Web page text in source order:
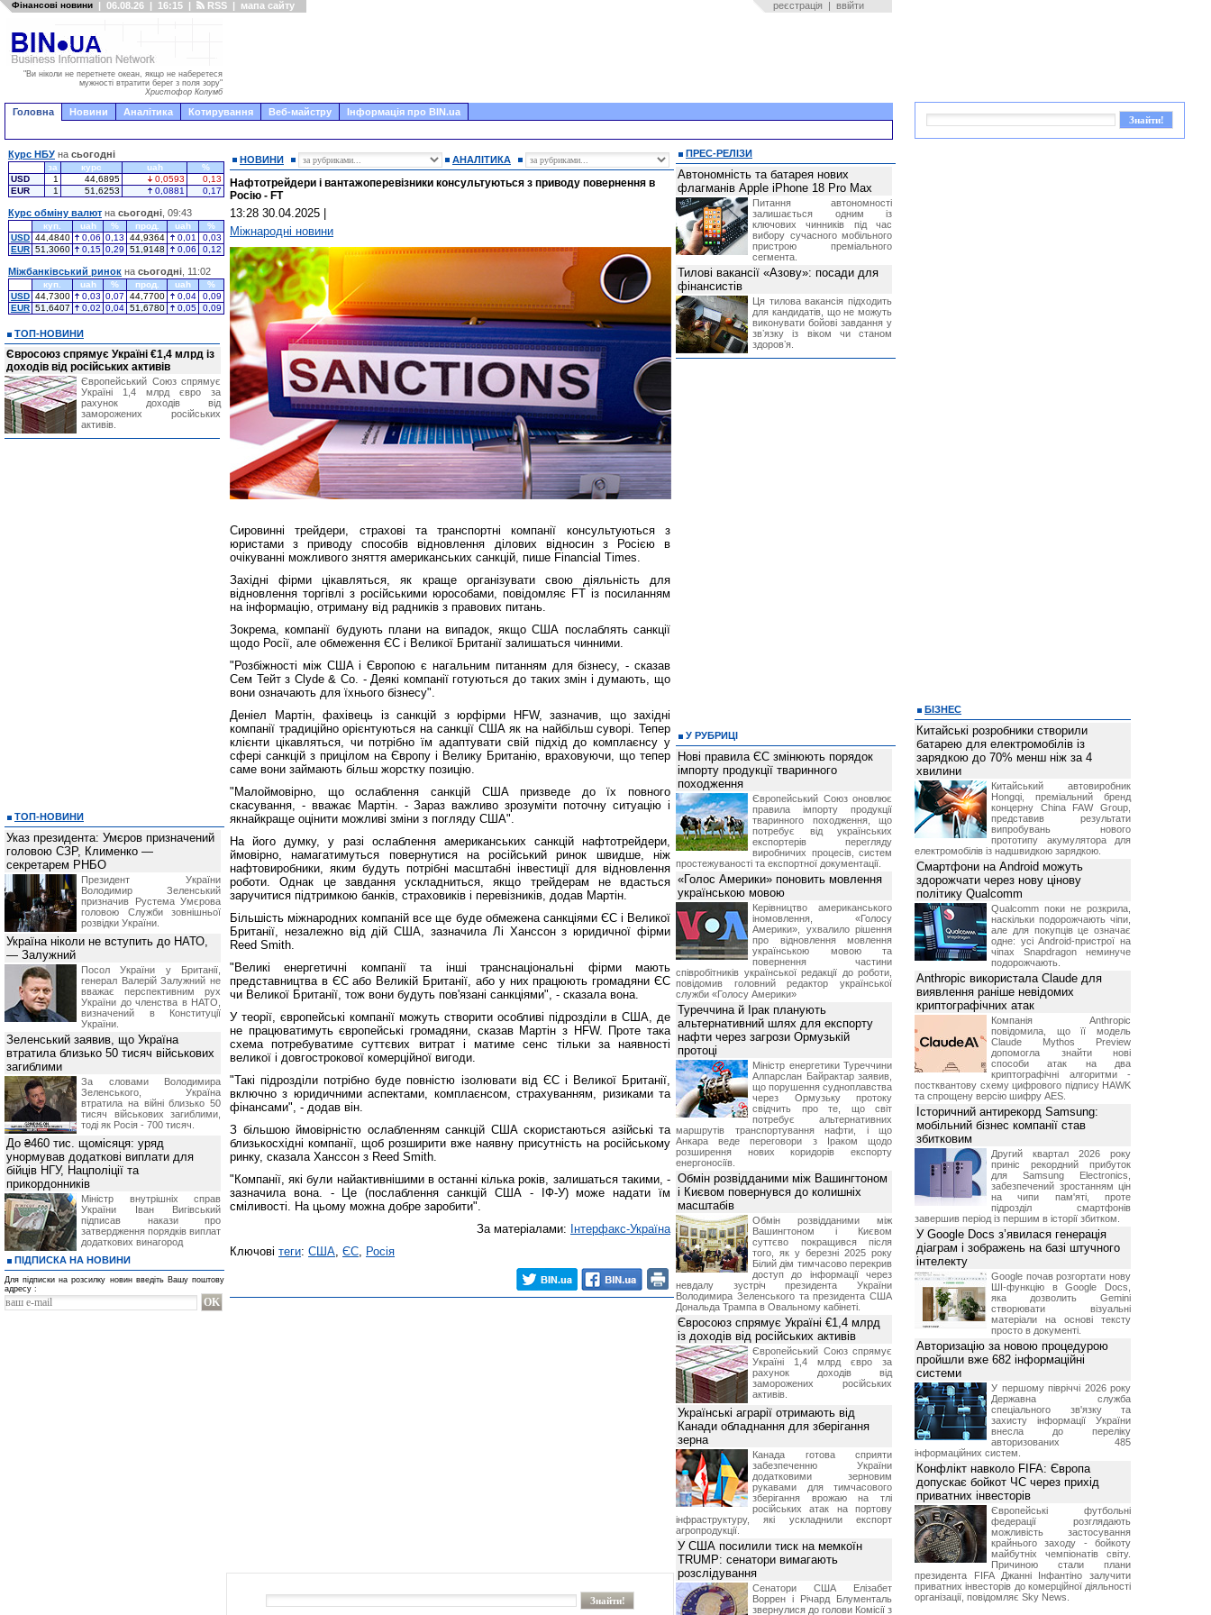
Фінансові новини | 06.08.26 | 16:15 | RSS | мапа сайту реєстрація | ввійти
"Ви ніколи не перетнете океан, якщо не наберетеся
мужності втратити берег з поля зору"
Христофор Колумб
Головна Новини Аналітика Котирування Веб-майстру Інформація про BIN.ua
НОВИНИ АНАЛІТИКА
Нафтотрейдери і вантажоперевізники консультуються з приводу повернення в
Росію - FT
13:28 30.04.2025
Міжнародні новини
Сировинні трейдери, страхові та транспортні компанії консультуються з
юристами з приводу способів відновлення ділових відносин з Росією в
очікуванні можливого зняття американських санкцій, пише Financial Times.
Західні фірми цікавляться, як краще організувати свою діяльність для
відновлення торгівлі з російськими юрособами, повідомляє FT із посиланням
на інформацію, отриману від радників з правових питань.
Зокрема, компанії будують плани на випадок, якщо США послаблять санкції
щодо Росії, але обмеження ЄС і Великої Британії залишаться чинними.
"Розбіжності між США і Європою є нагальним питанням для бізнесу, - сказав
Сем Тейт з Clyde & Co. - Деякі компанії готуються до таких змін і думають, що
вони означають для їхнього бізнесу".
Деніел Мартін, фахівець із санкцій з юрфірми HFW, зазначив, що західні
компанії традиційно орієнтуються на санкції США як на найбільш суворі. Тепер
клієнти цікавляться, чи потрібно їм адаптувати свій підхід до комплаєнсу у
сфері санкцій з прицілом на Європу і Велику Британію, враховуючи, що тепер
саме вони займають більш жорстку позицію.
"Малоймовірно, що ослаблення санкцій США призведе до їх повного
скасування, - вважає Мартін. - Зараз важливо зрозуміти поточну ситуацію і
якнайкраще оцінити можливі зміни з погляду США".
На його думку, у разі ослаблення американських санкцій нафтотрейдери,
ймовірно, намагатимуться повернутися на російський ринок швидше, ніж
нафтовиробники, яким будуть потрібні масштабні інвестиції для відновлення
роботи. Однак це завдання ускладниться, якщо трейдерам не вдасться
заручитися підтримкою банків, страховиків і перевізників, додав Мартін.
Більшість міжнародних компаній все ще буде обмежена санкціями ЄС і Великої
Британії, незалежно від дій США, зазначила Лі Ханссон з юридичної фірми
Reed Smith.
"Великі енергетичні компанії та інші транснаціональні фірми мають
представництва в ЄС або Великій Британії, або у них працюють громадяни ЄС
чи Великої Британії, тож вони будуть пов'язані санкціями", - сказала вона.
У теорії, європейські компанії можуть створити особливі підрозділи в США, де
не працюватимуть європейські громадяни, сказав Мартін з HFW. Проте така
схема потребуватиме суттєвих витрат і матиме сенс тільки за наявності
великої і довгострокової комерційної вигоди.
"Такі підрозділи потрібно буде повністю ізолювати від ЄС і Великої Британії,
включно з юридичними аспектами, комплаєнсом, страхуванням, ризиками та
фінансами", - додав він.
З більшою ймовірністю ослабленням санкцій США скористаються азійські та
близькосхідні компанії, щоб розширити вже наявну присутність на російському
ринку, сказала Ханссон з Reed Smith.
"Компанії, які були найактивнішими в останні кілька років, залишаться такими, -
зазначила вона. - Це (послаблення санкцій США - ІФ-У) може надати їм
сміливості. На цьому можна добре заробити".
За матеріалами: Інтерфакс-Україна
Ключові теги: США, ЄС, Росія
Курс НБУ на сьогодні
за курс uah
%
USD
1 44,6895 0,0593
0,13
EUR
1 51,6253 0,0881 0,17
Курс обміну валют на сьогодні , 09:43
куп. uah % прод. uah
%
USD 44,4840 0,06 0,13 44,9364 0,01
0,03
EUR 51,3060 0,15 0,29 51,9148 0,06 0,12
Міжбанківський ринок на сьогодні , 11:02
куп. uah % прод. uah
%
USD 44,7300 0,03 0,07 44,7700 0,04
0,09
EUR 51,6407 0,02 0,04 51,6780 0,05 0,09
ТОП-НОВИНИ
Євросоюз спрямує Україні €1,4 млрд із
доходів від російських активів
Європейський Союз спрямує
Україні 1,4 млрд євро за
рахунок доходів від
заморожених російських
активів.
ТОП-НОВИНИ
Указ президента: Умєров призначений
головою СЗР, Клименко —
секретарем РНБО
Президент України
Володимир Зеленський
призначив Pустема Умєрова
головою Служби зовнішньої
розвідки України.
Україна ніколи не вступить до НАТО,
— Залужний
Посол України у Британії,
генерал Валерій Залужний не
вважає перспективним рух
України до членства в НАТО,
визначений в Конституції
України.
Зеленський заявив, що Україна
втратила близько 50 тисяч військових
загиблими
За словами Володимира
Зеленського, Україна
втратила на війні близько 50
тисяч військових загиблими,
тоді як Росія - 700 тисяч.
До ₴460 тис. щомісяця: уряд
унормував додаткові виплати для
бійців НГУ, Нацполіції та
прикордонників
Міністр внутрішніх справ
України Іван Вигівський
підписав накази про
затвердження порядків виплат
додаткових винагород
ПІДПИСКА НА НОВИНИ
Для підписки на розсилку новин введіть Вашу поштову
адресу :
ПРЕС-РЕЛІЗИ
Автономність та батарея нових
флагманів Apple iPhone 18 Pro Max
Питання автономності
залишається одним із
ключових чинників під час
вибору сучасного мобільного
пристрою преміального
сегмента.
Тилові вакансії «Азову»: посади для
фінансистів
Ця тилова вакансія підходить
для кандидатів, що не можуть
виконувати бойові завдання у
звʼязку із віком чи станом
здоровʼя.
У РУБРИЦІ
Нові правила ЄС змінюють порядок
імпорту продукції тваринного
походження
Європейський Союз оновлює
правила імпорту продукції
тваринного походження, що
потребує від українських
експортерів перегляду
виробничих процесів, систем
простежуваності та експортної документації.
«Голос Америки» поновить мовлення
українською мовою
Керівництво американського
іномовлення, «Голосу
Америки», ухвалило рішення
про відновлення мовлення
українською мовою та
повернення частини
співробітників української редакції до роботи,
повідомив головний редактор української
служби «Голосу Америки»
Туреччина й Ірак планують
альтернативний шлях для експорту
нафти через загрози Ормузькій
протоці
Міністр енергетики Туреччини
Алпарслан Байрактар заявив,
що порушення судноплавства
через Ормузьку протоку
свідчить про те, що світ
потребує альтернативних
маршрутів транспортування нафти, і що
Анкара веде переговори з Іраком щодо
розширення нових коридорів експорту
енергоносіїв.
Обмін розвідданими між Вашингтоном
і Києвом повернувся до колишніх
масштабів
Обмін розвідданими між
Вашингтоном і Києвом
суттєво покращився після
того, як у березні 2025 року
Білий дім тимчасово перекрив
доступ до інформації через
невдалу зустріч президента України
Володимира Зеленського та президента США
Дональда Трампа в Овальному кабінеті.
Євросоюз спрямує Україні €1,4 млрд
із доходів від російських активів
Європейський Союз спрямує
Україні 1,4 млрд євро за
рахунок доходів від
заморожених російських
активів.
Українські аграрії отримають від
Канади обладнання для зберігання
зерна
Канада готова сприяти
забезпеченню України
додатковими зерновим
рукавами для тимчасового
зберігання врожаю на тлі
російських атак на портову
інфраструктуру, які ускладнили експорт
агропродукції.
У США посилили тиск на мемкоїн
TRUMP: сенатори вимагають
розслідування
Сенатори США Елізабет
Воррен і Річард Блументаль
звернулися до голови Комісії з
БІЗНЕС
Китайські розробники створили
батарею для електромобілів із
зарядкою до 70% менш ніж за 4
хвилини
Китайський автовиробник
Hongqi, преміальний бренд
концерну China FAW Group,
представив результати
випробувань нового
прототипу акумулятора для
електромобілів із надшвидкою зарядкою.
Смартфони на Android можуть
здорожчати через нову цінову
політику Qualcomm
Qualcomm поки не розкрила,
наскільки подорожчають чіпи,
але для покупців це означає
одне: усі Android-пристрої на
чіпах Snapdragon неминуче
подорожчають.
Anthropic використала Claude для
виявлення раніше невідомих
криптографічних атак
Компанія Anthropic
повідомила, що її модель
Claude Mythos Preview
допомогла знайти нові
способи атак на два
криптографічні алгоритми -
постквантову схему цифрового підпису HAWK
та спрощену версію шифру AES.
Історичний антирекорд Samsung:
мобільний бізнес компанії став
збитковим
Другий квартал 2026 року
приніс рекордний прибуток
для Samsung Electronics,
забезпечений зростанням цін
на чипи пам'яті, проте
підрозділ смартфонів
завершив період із першим в історії збитком.
У Google Docs з’явилася генерація
діаграм і зображень на базі штучного
інтелекту
Google почав розгортати нову
ШІ-функцію в Google Docs,
яка дозволить Gemini
створювати візуальні
матеріали на основі тексту
просто в документі.
Авторизацію за новою процедурою
пройшли вже 682 інформаційні
системи
У першому півріччі 2026 року
Державна служба
спеціального зв'язку та
захисту інформації України
внесла до переліку
авторизованих 485
інформаційних систем.
Конфлікт навколо FIFA: Європа
допускає бойкот ЧС через прихід
приватних інвесторів
Європейські футбольні
федерації розглядають
можливість застосування
крайнього заходу - бойкоту
майбутніх чемпіонатів світу.
Причиною стали плани
президента FIFA Джанні Інфантіно залучити
приватних інвесторів до комерційної діяльності
організації, повідомляє Sky News.